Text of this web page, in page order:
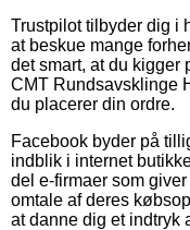
Trustpilot tilbyder dig i
at beskue mange
det smart, at du kigger
CMT Rundsavsklinge
du placerer din ordre.
Facebook byder på
indblik i internet
del e-firmaer som
omtale af deres
at danne dig et indtryk